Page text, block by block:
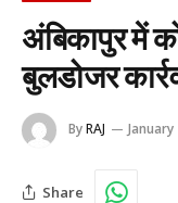
अंबिकापुर में
बुलडोजर
ByRAJ January
Share